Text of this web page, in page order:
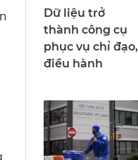
Dữ liệu trở
thành công cụ
phục vụ chỉ đạo,
điều hành